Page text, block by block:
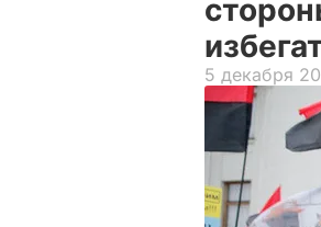
5 декабря